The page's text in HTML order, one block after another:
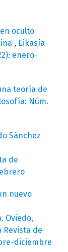
oculto
, Eikasía
enero-
teoría de
Núm.
Sánchez
de
nuevo
Oviedo,
Revista de
diciembre